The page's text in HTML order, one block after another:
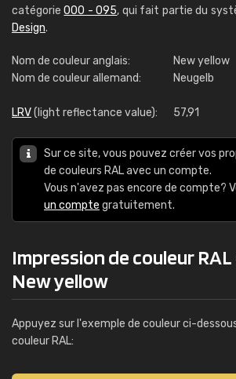
catégorie000 - 095, qui fait partie du
Design.
Nom de couleur anglais:
New yellow
Nom de couleur allemand:
Neugelb
LRV(light reflectance value): 57,91
Sur ce site, vous pouvez créer vos
de couleurs RAL avec un compte.
Vous n'avez pas encore de compte?
un compte gratuitement.
Impression de couleur
New yellow
Appuyez sur l'exemple de couleur ci-
couleur RAL: